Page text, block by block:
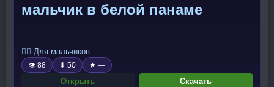
мальчик в белой панаме
🧍‍♂️ Для мальчиков
👁 88 ⬇ 50 ★ —
Открыть Скачать